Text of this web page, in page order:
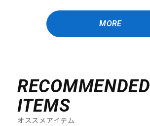
MORE
RECOMMENDED
ITEMS
オススメアイテム